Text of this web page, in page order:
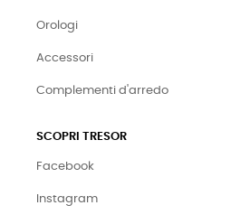
Orologi
Accessori
Complementi d'arredo
SCOPRI TRESOR
Facebook
Instagram